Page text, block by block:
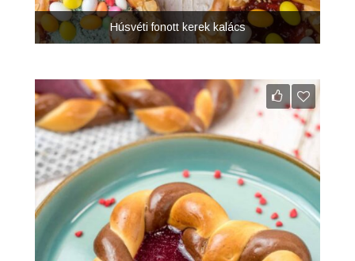
Húsvéti fonott kerek kalács